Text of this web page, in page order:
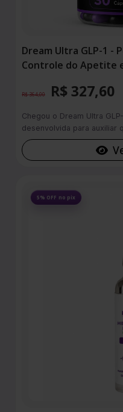
Dream Ultra GLP-1 -
Controle do Apetite
R$ 364,00 R$ 327,60
Chegou o Dream Ultra
desenvolvida para auxiliar
5% OFF no pix
Favoritos